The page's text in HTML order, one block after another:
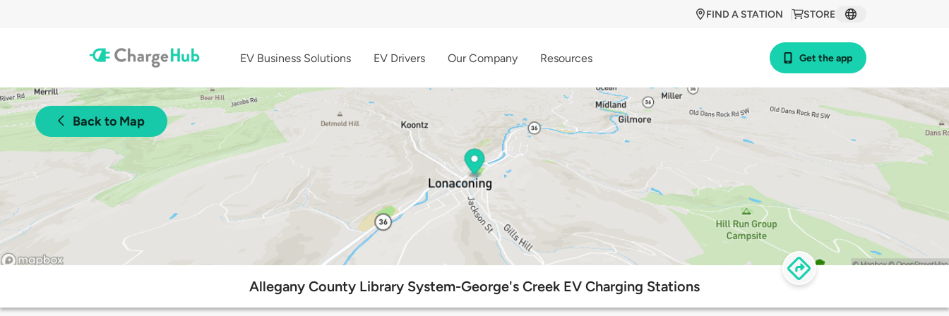
STORE
FIND A STATION
EV Business Solutions EV Drivers Our Company Resources Get the app
Back to Map
Allegany County Library System-George's Creek EV Charging Stations